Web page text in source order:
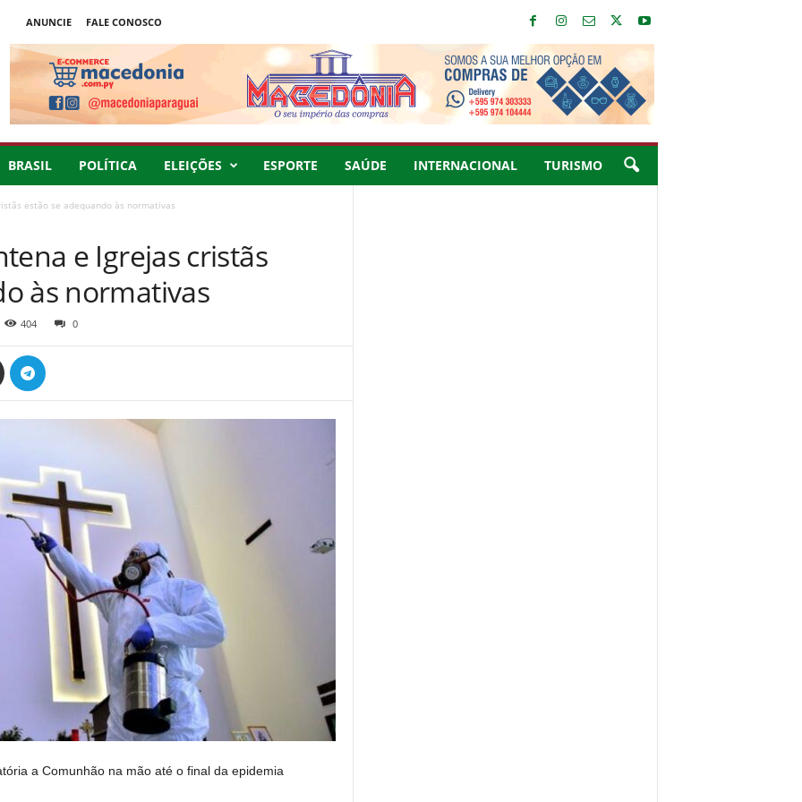
ANUNCIE
FALE CONOSCO
BRASIL POLÍTICA ELEIÇÕES ESPORTE SAÚDE INTERNACIONAL TURISMO
estão se adequando às normativas
e Igrejas cristãs
às normativas
404 0
a Comunhão na mão até o final da epidemia